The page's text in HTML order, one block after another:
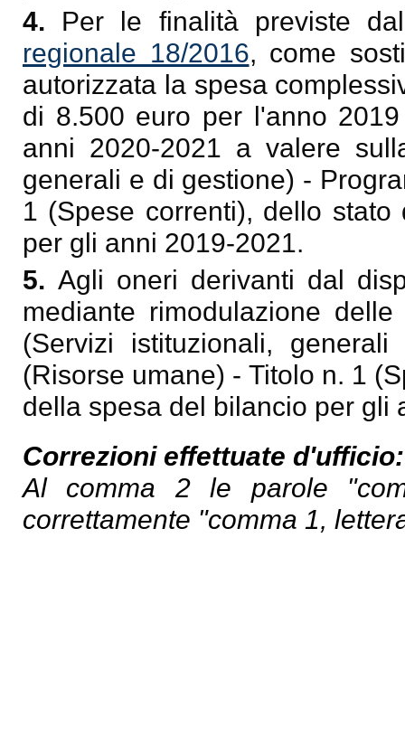
4. Per le finalità previste
regionale 18/2016, come
autorizzata la spesa
di 8.500 euro per l'anno
anni 2020-2021 a valere
generali e di gestione) -
1 (Spese correnti), dello
per gli anni 2019-2021.
5. Agli oneri derivanti dal
mediante rimodulazione
(Servizi istituzionali,
(Risorse umane) - Titolo n. 1
della spesa del bilancio per gli
Correzioni effettuate d'ufficio:
Al comma 2 le parole
correttamente "comma 1,